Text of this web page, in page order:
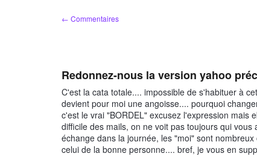
← Commentaires
Redonnez-nous la version yahoo
C'est la cata totale.... impossible de s'habituer à
devient pour moi une angoisse.... pourquoi
c'est le vrai "BORDEL" excusez l'expression mais
difficile des mails, on ne voit pas toujours qui
échange dans la journée, les "moi" sont
celui de la bonne personne.... bref, je vous en